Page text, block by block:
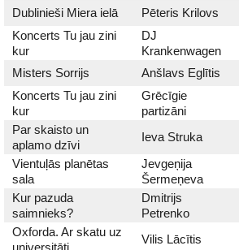
Dublinieši Miera ielā Pēteris Krilovs
Koncerts Tu jau zini
kur
DJ
Krankenwagen
Misters Sorrijs Anšlavs Eglītis
Koncerts Tu jau zini
kur
Grēcīgie
partizāni
Par skaisto un
aplamo dzīvi
Ieva Struka
Vientuļās planētas
sala
Jevgeņija
Šermeņeva
Kur pazuda
saimnieks?
Dmitrijs
Petrenko
Oxforda. Ar skatu uz
universitāti
Vilis Lācītis